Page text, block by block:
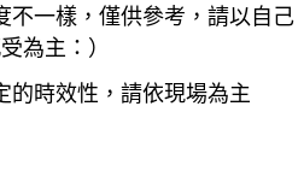
不一樣，僅供參考，請以自己
為主：）
的時效性，請依現場為主